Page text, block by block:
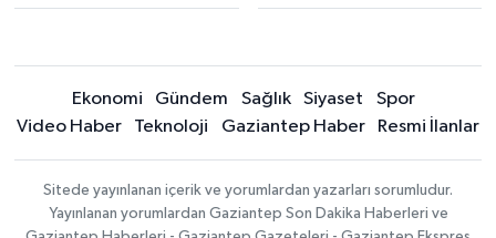
Ekonomi Gündem Sağlık Siyaset
Spor
Video Haber
Teknoloji Gaziantep Haber Resmi İlanlar
Sitede yayınlanan içerik ve yorumlardan yazarları sorumludur.
Yayınlanan yorumlardan Gaziantep Son Dakika Haberleri ve